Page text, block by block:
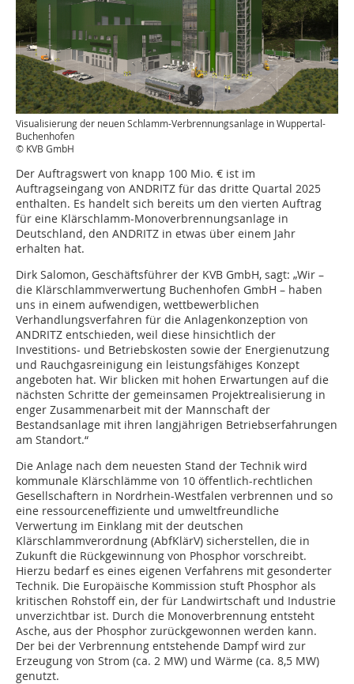
Visualisierung der neuen Schlamm-Verbrennungsanlage in Wuppertal-
Buchenhofen
© KVB GmbH
Der Auftragswert von knapp 100 Mio. € ist im
Auftragseingang von ANDRITZ für das dritte Quartal 2025
enthalten. Es handelt sich bereits um den vierten Auftrag
für eine Klärschlamm-Monoverbrennungsanlage in
Deutschland, den ANDRITZ in etwas über einem Jahr
erhalten hat.
Dirk Salomon, Geschäftsführer der KVB GmbH, sagt: „Wir –
die Klärschlammverwertung Buchenhofen GmbH – haben
uns in einem aufwendigen, wettbewerblichen
Verhandlungsverfahren für die Anlagenkonzeption von
ANDRITZ entschieden, weil diese hinsichtlich der
Investitions- und Betriebskosten sowie der Energienutzung
und Rauchgasreinigung ein leistungsfähiges Konzept
angeboten hat. Wir blicken mit hohen Erwartungen auf die
nächsten Schritte der gemeinsamen Projektrealisierung in
enger Zusammenarbeit mit der Mannschaft der
Bestandsanlage mit ihren langjährigen Betriebserfahrungen
am Standort.“
Die Anlage nach dem neuesten Stand der Technik wird
kommunale Klärschlämme von 10 öffentlich-rechtlichen
Gesellschaftern in Nordrhein-Westfalen verbrennen und so
eine ressourceneffiziente und umweltfreundliche
Verwertung im Einklang mit der deutschen
Klärschlammverordnung (AbfKlärV) sicherstellen, die in
Zukunft die Rückgewinnung von Phosphor vorschreibt.
Hierzu bedarf es eines eigenen Verfahrens mit gesonderter
Technik. Die Europäische Kommission stuft Phosphor als
kritischen Rohstoff ein, der für Landwirtschaft und Industrie
unverzichtbar ist. Durch die Monoverbrennung entsteht
Asche, aus der Phosphor zurückgewonnen werden kann.
Der bei der Verbrennung entstehende Dampf wird zur
Erzeugung von Strom (ca. 2 MW) und Wärme (ca. 8,5 MW)
genutzt.